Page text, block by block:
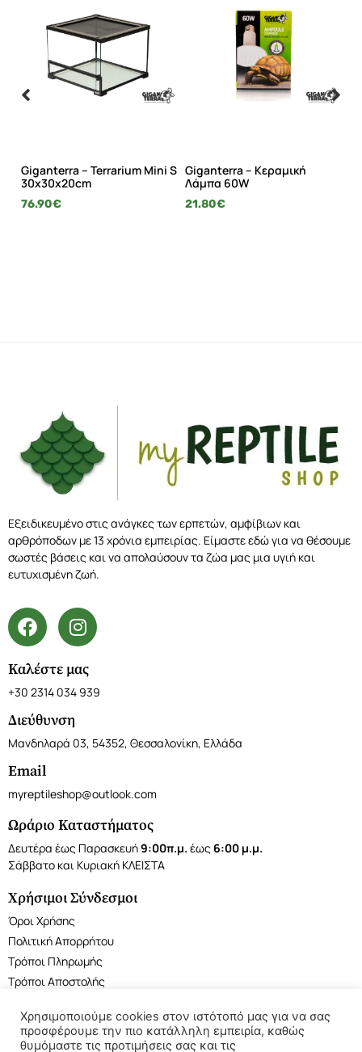
Giganterra – Terrarium Mini S
30x30x20cm
76.90€
Giganterra – Κεραμική
Λάμπα 60W
21.80€
Εξειδικευμένο στις ανάγκες των ερπετών, αμφίβιων και
αρθρόποδων με 13 χρόνια εμπειρίας. Είμαστε εδώ για να θέσουμε
σωστές βάσεις και να απολαύσουν τα ζώα μας μια υγιή και
ευτυχισμένη ζωή.
Καλέστε μας
+30 2314 034 939
Διεύθυνση
Μανδηλαρά 03, 54352, Θεσσαλονίκη, Ελλάδα
Email
myreptileshop@outlook.com
Ωράριο Καταστήματος
Δευτέρα έως Παρασκευή9:00π.μ. έως 6:00 μ.μ.
Σάββατο και Κυριακή ΚΛΕΙΣΤΑ
Χρήσιμοι Σύνδεσμοι
Όροι Χρήσης
Πολιτική Απορρήτου
Τρόποι Πληρωμής
Τρόποι Αποστολής
Χρησιμοποιούμε cookies στον ιστότοπό μας για να σας
προσφέρουμε την πιο κατάλληλη εμπειρία, καθώς
θυμόμαστε τις προτιμήσεις σας και τις